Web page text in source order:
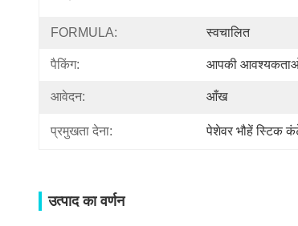
FORMULA: स्वचालित
पैकिंग: आपकी
आवेदन: आँख
प्रमुखता देना: पेशेवर भौहें स्टिक
उत्पाद का वर्णन